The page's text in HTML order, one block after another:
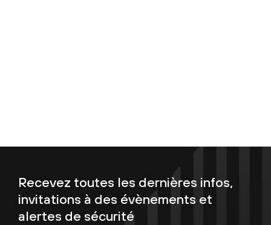
Recevez toutes les dernières infos,
invitations à des évènements et
alertes de sécurité